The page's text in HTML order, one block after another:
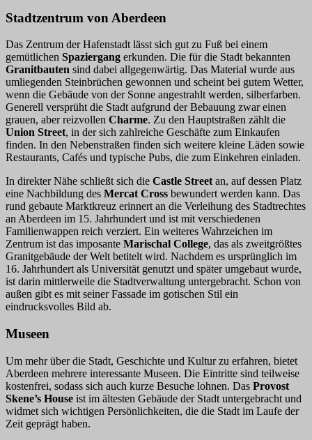
Stadtzentrum von Aberdeen
Das Zentrum der Hafenstadt lässt sich gut zu Fuß bei einem
gemütlichen Spaziergang erkunden. Die für die Stadt bekannten
Granitbauten sind dabei allgegenwärtig. Das Material wurde aus
umliegenden Steinbrüchen gewonnen und scheint bei gutem Wetter,
wenn die Gebäude von der Sonne angestrahlt werden, silberfarben.
Generell versprüht die Stadt aufgrund der Bebauung zwar einen
grauen, aber reizvollen Charme. Zu den Hauptstraßen zählt die
Union Street, in der sich zahlreiche Geschäfte zum Einkaufen
finden. In den Nebenstraßen finden sich weitere kleine Läden sowie
Restaurants, Cafés und typische Pubs, die zum Einkehren einladen.
In direkter Nähe schließt sich die Castle Street an, auf dessen Platz
eine Nachbildung des Mercat Cross bewundert werden kann. Das
rund gebaute Marktkreuz erinnert an die Verleihung des Stadtrechtes
an Aberdeen im 15. Jahrhundert und ist mit verschiedenen
Familienwappen reich verziert. Ein weiteres Wahrzeichen im
Zentrum ist das imposante Marischal College, das als zweitgrößtes
Granitgebäude der Welt betitelt wird. Nachdem es ursprünglich im
16. Jahrhundert als Universität genutzt und später umgebaut wurde,
ist darin mittlerweile die Stadtverwaltung untergebracht. Schon von
außen gibt es mit seiner Fassade im gotischen Stil ein
eindrucksvolles Bild ab.
Museen
Um mehr über die Stadt, Geschichte und Kultur zu erfahren, bietet
Aberdeen mehrere interessante Museen. Die Eintritte sind teilweise
kostenfrei, sodass sich auch kurze Besuche lohnen. Das Provost
Skene’s House ist im ältesten Gebäude der Stadt untergebracht und
widmet sich wichtigen Persönlichkeiten, die die Stadt im Laufe der
Zeit geprägt haben.